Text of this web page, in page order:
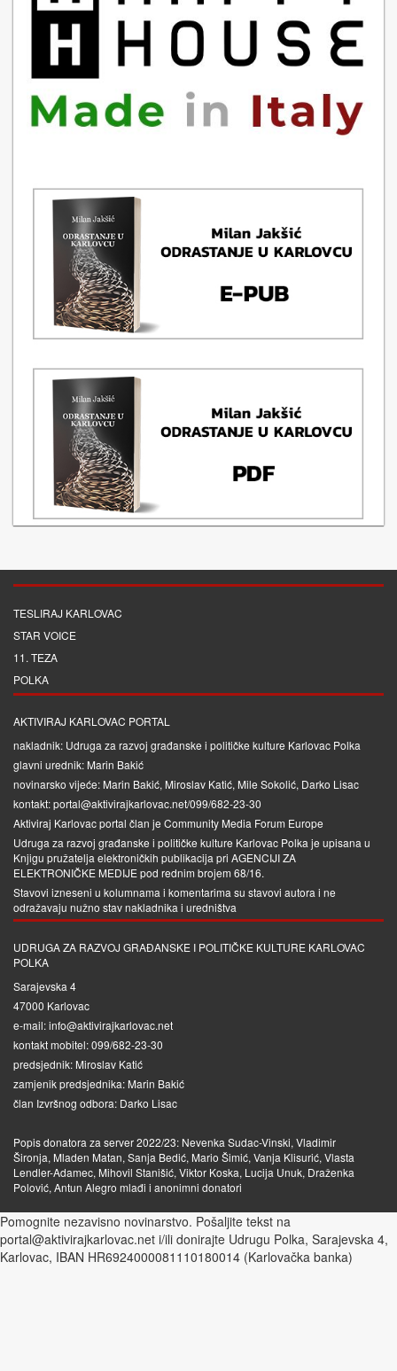
TESLIRAJ KARLOVAC
STAR VOICE
11. TEZA
POLKA
AKTIVIRAJ KARLOVAC PORTAL
nakladnik: Udruga za razvoj građanske i političke kulture Karlovac Polka
glavni urednik: Marin Bakić
novinarsko vijeće: Marin Bakić, Miroslav Katić, Mile Sokolić, Darko Lisac
kontakt: portal@aktivirajkarlovac.net/099/682-23-30
Aktiviraj Karlovac portal član je Community Media Forum Europe
Udruga za razvoj građanske i političke kulture Karlovac Polka je upisana u
Knjigu pružatelja elektroničkih publikacija pri AGENCIJI ZA
ELEKTRONIČKE MEDIJEpod rednim brojem 68/16.
Stavovi izneseni u kolumnama i komentarima su stavovi autora i ne
odražavaju nužno stav nakladnika i uredništva
UDRUGA ZA RAZVOJ GRAĐANSKE I POLITIČKE KULTURE KARLOVAC
POLKA
Sarajevska 4
47000 Karlovac
e-mail: info@aktivirajkarlovac.net
kontakt mobitel: 099/682-23-30
predsjednik: Miroslav Katić
zamjenik predsjednika: Marin Bakić
član Izvršnog odbora: Darko Lisac
Popis donatora za server 2022/23: Nevenka Sudac-Vinski, Vladimir
Šironja, Mladen Matan, Sanja Bedić, Mario Šimić, Vanja Klisurić, Vlasta
Lendler-Adamec, Mihovil Stanišić, Viktor Koska, Lucija Unuk, Draženka
Polović, Antun Alegro mlađi i anonimni donatori
Pomognite nezavisno novinarstvo. Pošaljite tekst na
portal@aktivirajkarlovac.net i/ili donirajte Udrugu Polka, Sarajevska 4,
Karlovac, IBAN HR6924000081110180014 (Karlovačka banka)